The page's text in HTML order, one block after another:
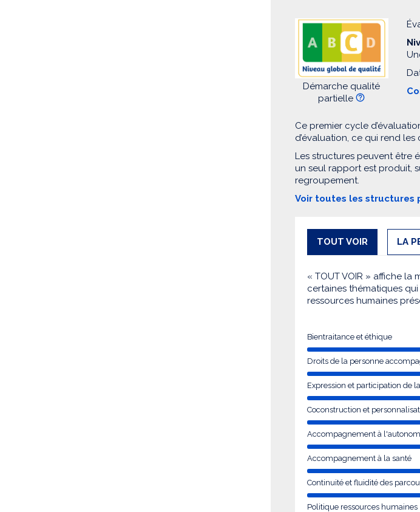
Démarche qualité
partielle
Ce premier cycle
d’évaluation, ce qui rend
Les structures peuvent être
un seul rapport est produit,
regroupement.
Voir toutes les structures
TOUT VOIR LA
« TOUT VOIR » affiche la
certaines thématiques
ressources humaines
Bientraitance et éthique
Droits de la personne
Expression et participation de
Coconstruction et
Accompagnement à
Accompagnement à la santé
Continuité et fluidité des
Politique ressources humaines